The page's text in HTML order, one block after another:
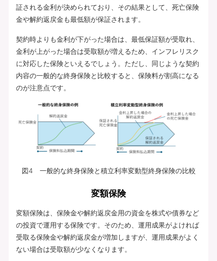
証される金利が決められており、その結果として、死亡保険
金や解約返戻金も最低額が保証されます。
契約時よりも金利が下がった場合は、最低保証額が受取れ、
金利が上がった場合は受取額が増えるため、インフレリスク
に対応した保険といえるでしょう。ただし、同じような契約
内容の一般的な終身保険と比較すると、保険料が割高になる
のが注意点です。
図4 一般的な終身保険と積立利率変動型終身保険の比較
変額保険
変額保険は、保険金や解約返戻金用の資金を株式や債券など
の投資で運用する保険です。そのため、運用成果がよければ
受取る保険金や解約返戻金が増加しますが、運用成果がよく
ない場合は受取額が少なくなります。